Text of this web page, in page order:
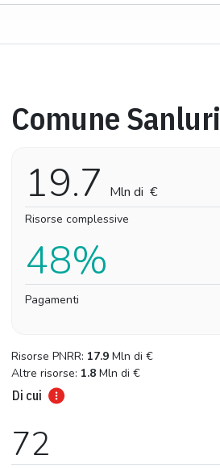
Complessivo
Comune Sanluri
19.7 Mln di €
Risorse complessive
48%
Pagamenti
Risorse PNRR: 17.9 Mln di €
Altre risorse: 1.8 Mln di €
Di cui
72